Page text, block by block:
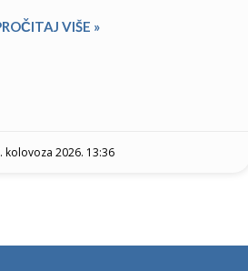
VIŠE »
kolovoza 2026. 13:36